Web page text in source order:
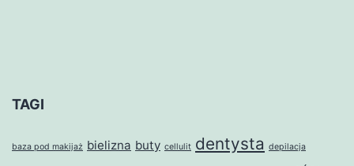
TAGI
baza pod makijaż bielizna buty cellulit dentysta depilacja